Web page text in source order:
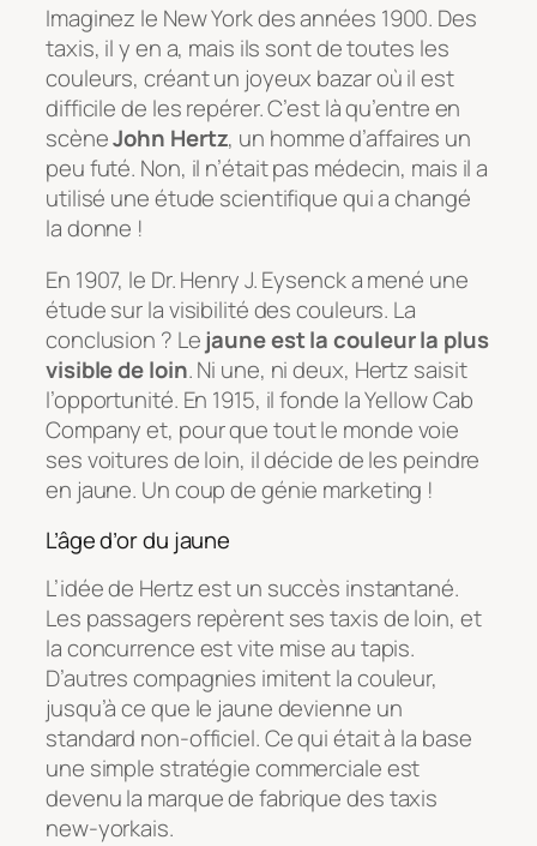
Imaginez le New York des années 1900. Des
taxis, il y en a, mais ils sont de toutes les
couleurs, créant un joyeux bazar où il est
difficile de les repérer. C’est là qu’entre en
scèneJohn Hertz, un homme d’affaires un
peu futé. Non, il n’était pas médecin, mais il a
utilisé une étude scientifique qui a changé
la donne !
En 1907, le Dr. Henry J. Eysenck a mené une
étude sur la visibilité des couleurs. La
conclusion ? Lejaune est la couleur la plus
visible de loin. Ni une, ni deux, Hertz saisit
l’opportunité. En 1915, il fonde laYellow Cab
Companyet, pour que tout le monde voie
ses voitures de loin, il décide de les peindre
en jaune. Un coup de génie marketing !
L’âge d’or du jaune
L’idée de Hertz est un succès instantané.
Les passagers repèrent ses taxis de loin, et
la concurrence est vite mise au tapis.
D’autres compagnies imitent la couleur,
jusqu’à ce que le jaune devienne un
standard non-officiel. Ce qui était à la base
une simple stratégie commerciale est
devenu la marque de fabrique des taxis
new-yorkais.